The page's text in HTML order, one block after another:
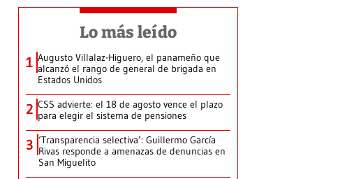
Lo más leído
1 Augusto Villalaz-Higuero, el panameño que
alcanzó el rango de general de brigada en
Estados Unidos
2 CSS advierte: el 18 de agosto vence el plazo
para elegir el sistema de pensiones
3 ‘Transparencia selectiva’: Guillermo García
Rivas responde a amenazas de denuncias en
San Miguelito